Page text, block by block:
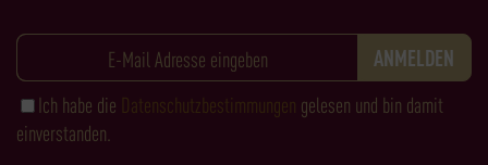
Ich habe die Datenschutzbestimmungen gelesen und bin damit
einverstanden.